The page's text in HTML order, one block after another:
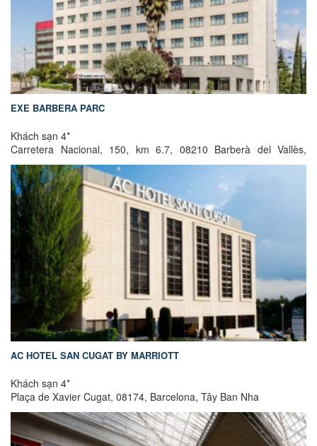
EXE BARBERA PARC
Khách sạn 4*
Carretera Nacional, 150, km 6.7, 08210 Barberà del Vallès,
Barcelona, Tây Ban Nha
AC HOTEL SAN CUGAT BY MARRIOTT
Khách sạn 4*
Plaça de Xavier Cugat, 08174, Barcelona, Tây Ban Nha